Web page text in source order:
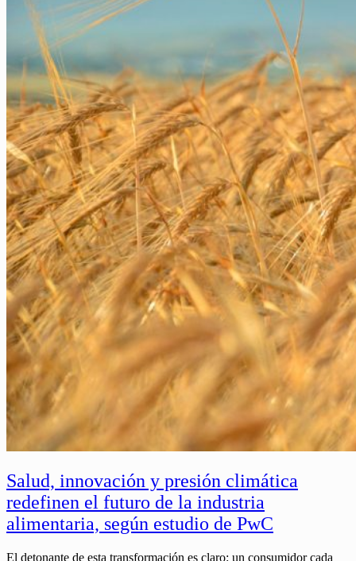
Salud, innovación y presión climática
redefinen el futuro de la industria
alimentaria, según estudio de PwC
El detonante de esta transformación es claro: un consumidor cada